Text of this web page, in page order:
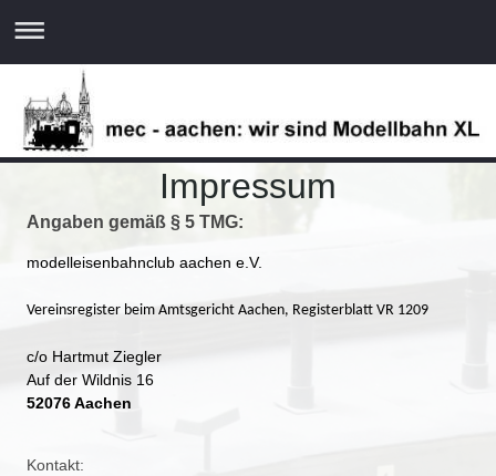
Impressum
Angaben gemäß § 5 TMG:
modelleisenbahnclub aachen e.V.
Vereinsregister beim Amtsgericht Aachen, Registerblatt VR 1209
c/o Hartmut Ziegler
Auf der Wildnis 16
52076 Aachen
Kontakt: